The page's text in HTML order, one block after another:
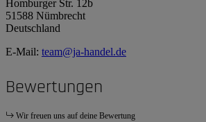
Homburger Str. 12b
51588 Nümbrecht
Deutschland
E-Mail: team@ja-handel.de
Bewertungen
Wir freuen uns auf deine Bewertung